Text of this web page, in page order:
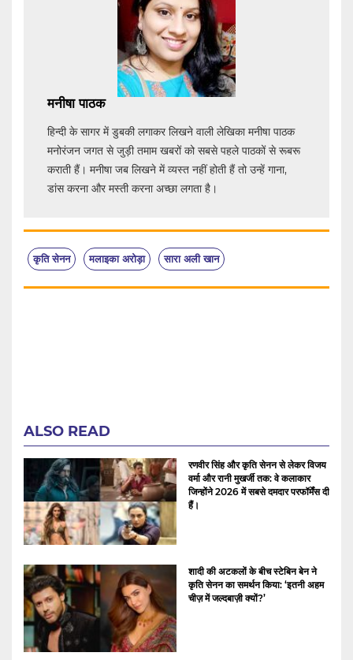
मनीषा पाठक
हिन्दी के सागर में डुबकी लगाकर लिखने वाली लेखिका मनीषा पाठक
मनोरंजन जगत से जुड़ी तमाम खबरों को सबसे पहले पाठकों से रूबरू
कराती हैं। मनीषा जब लिखने में व्यस्त नहीं होती हैं तो उन्हें गाना,
डांस करना और मस्ती करना अच्छा लगता है।
कृति सेनन मलाइका अरोड़ा सारा अली खान
ALSO READ
रणवीर सिंह और कृति सेनन से लेकर विजय
वर्मा और रानी मुखर्जी तक: वे कलाकार
जिन्होंने 2026 में सबसे दमदार परफॉर्मेंस दी
हैं।
शादी की अटकलों के बीच स्टेबिन बेन ने
कृति सेनन का समर्थन किया: ‘इतनी अहम
चीज़ में जल्दबाज़ी क्यों?’